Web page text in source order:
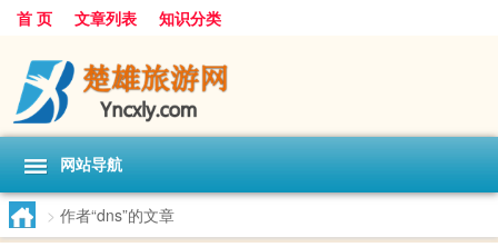
首 页 文章列表 知识分类
网站导航
> 作者“dns”的文章